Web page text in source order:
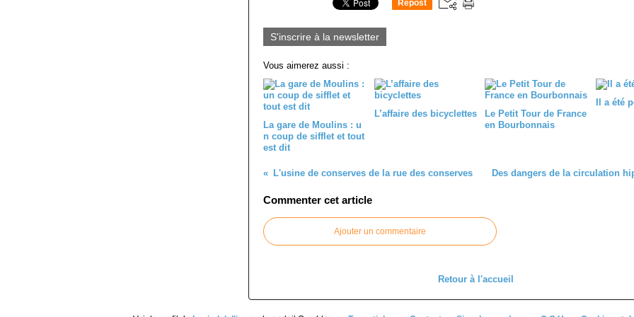
Repost
S'inscrire à la newsletter
Vous aimerez aussi :
La gare de Moulins : u
n coup de sifflet et tout
est dit
L’affaire des bicyclettes
Le Petit Tour de France
en Bourbonnais
Il a été
L'usine de conserves de la rue des conserves Des dangers de la circulation
Commenter cet article
Ajouter un commentaire
Retour à l'accueil